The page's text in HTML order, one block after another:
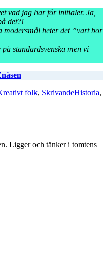
vad jag har för initialer. Ja,
det?!
modersmål heter det ”vart bor
standardsvenska men vi
folk, SkrivandeTaggar
Historia,
Ligger och tänker i tomtens